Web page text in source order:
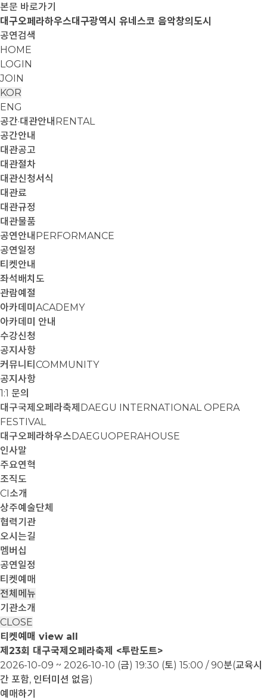
본문 바로가기
대구오페라하우스대구광역시 유네스코 음악창의도시
공연검색
HOME
LOGIN
JOIN
KOR
ENG
공간·대관안내 RENTAL
공간안내
대관공고
대관절차
대관신청서식
대관료
대관규정
대관물품
공연안내 PERFORMANCE
공연일정
티켓안내
좌석배치도
관람예절
아카데미 ACADEMY
아카데미 안내
수강신청
공지사항
커뮤니티 COMMUNITY
공지사항
1:1 문의
대구국제오페라축제 DAEGU INTERNATIONAL OPERA
FESTIVAL
대구오페라하우스DAEGUOPERAHOUSE
인사말
주요연혁
조직도
CI소개
상주예술단체
협력기관
오시는길
멤버십
공연일정
티켓예매
전체메뉴
기관소개
CLOSE
티켓예매 view all
제23회 대구국제오페라축제 <투란도트>
2026-10-09 ~ 2026-10-10 (금) 19:30 (토) 15:00 / 90분(교육시
간 포함, 인터미션 없음)
예매하기